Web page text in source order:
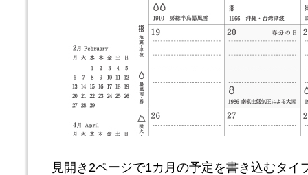
見開き2ページで1カ月の予定を書き込むタイ